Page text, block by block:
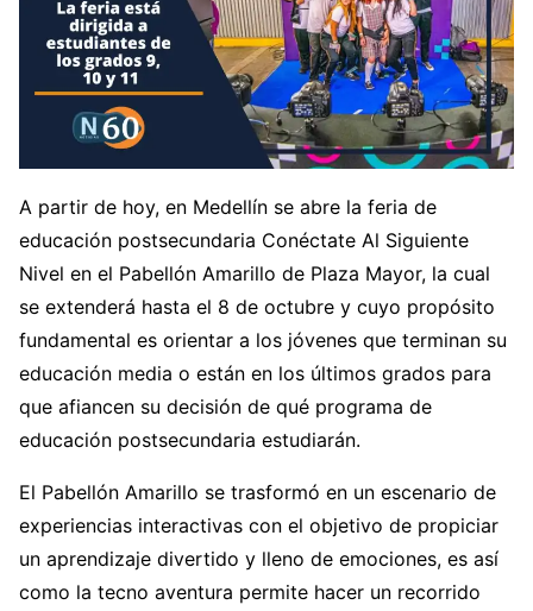
A partir de hoy, en Medellín se abre la feria de
educación postsecundaria Conéctate Al Siguiente
Nivel en el Pabellón Amarillo de Plaza Mayor, la cual
se extenderá hasta el 8 de octubre y cuyo propósito
fundamental es orientar a los jóvenes que terminan su
educación media o están en los últimos grados para
que afiancen su decisión de qué programa de
educación postsecundaria estudiarán.
El Pabellón Amarillo se trasformó en un escenario de
experiencias interactivas con el objetivo de propiciar
un aprendizaje divertido y lleno de emociones, es así
como la tecno aventura permite hacer un recorrido